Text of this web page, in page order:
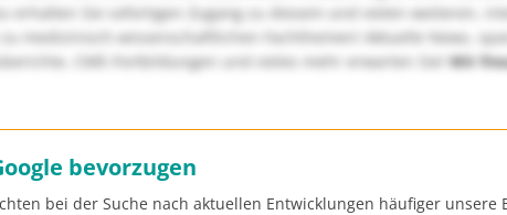
erhalten Sie sofortigen Zugang zu diesem und vielen weiteren,
zu medizinisch-wissenschaftlichen Fachthemen! Aktuelle News,
CME-Fortbildungen und vieles mehr erwarten Sie! Wir
bevorzugen
bei der Suche nach aktuellen Entwicklungen häufiger unsere